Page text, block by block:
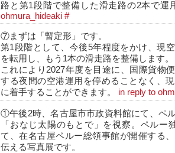
路と第1段階で整備した滑走路の2本で運
ohmura_hideaki #
⑦まずは「暫定形」です。
第1段階として、今後5年程度をかけ、現
を転用し、もう1本の滑走路を整備します。
これにより2027年度を目途に、国際貨物
する夜間の空港運用を停めることなく、
に着手することができます。 in reply to
①午後2時、名古屋市市政資料館にて、ペ
「おなじ太陽のもとで」を視察。ペルー
て、在名古屋ペルー総領事館が開催する
伝える写真展です。